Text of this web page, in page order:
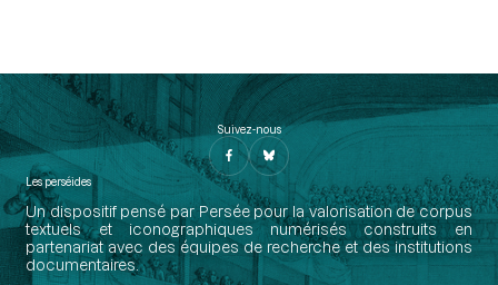
Suivez-nous
Les perséides
Un dispositif pensé par Persée pour la valorisation de corpus
textuels et iconographiques numérisés construits en
partenariat avec des équipes de recherche et des institutions
documentaires.